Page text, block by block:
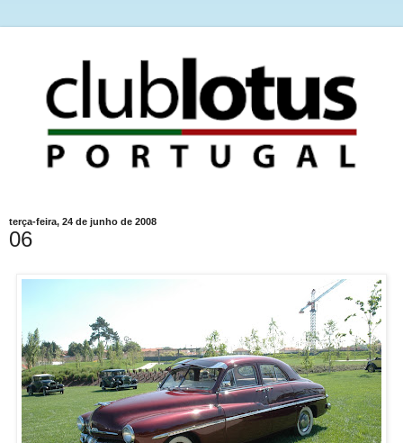
terça-feira, 24 de junho de 2008
06